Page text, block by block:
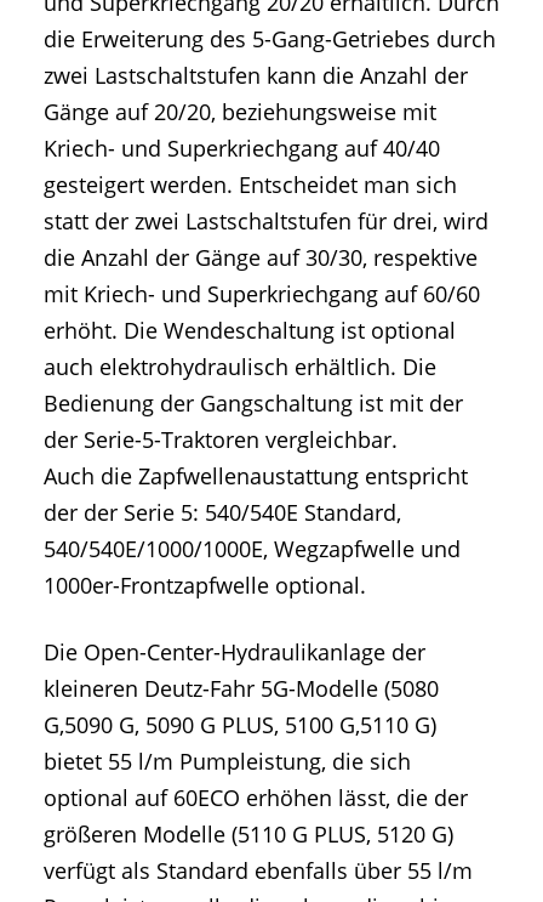
die Erweiterung des 5-Gang-Getriebes durch
zwei Lastschaltstufen kann die Anzahl der
Gänge auf 20/20, beziehungsweise mit
Kriech- und Superkriechgang auf 40/40
gesteigert werden. Entscheidet man sich
statt der zwei Lastschaltstufen für drei, wird
die Anzahl der Gänge auf 30/30, respektive
mit Kriech- und Superkriechgang auf 60/60
erhöht. Die Wendeschaltung ist optional
auch elektrohydraulisch erhältlich. Die
Bedienung der Gangschaltung ist mit der
der Serie-5-Traktoren vergleichbar.
Auch die Zapfwellenaustattung entspricht
der der Serie 5: 540/540E Standard,
540/540E/1000/1000E, Wegzapfwelle und
1000er-Frontzapfwelle optional.
Die Open-Center-Hydraulikanlage der
kleineren Deutz-Fahr 5G-Modelle (5080
G,5090 G, 5090 G PLUS, 5100 G,5110 G)
bietet 55 l/m Pumpleistung, die sich
optional auf 60ECO erhöhen lässt, die der
größeren Modelle (5110 G PLUS, 5120 G)
verfügt als Standard ebenfalls über 55 l/m